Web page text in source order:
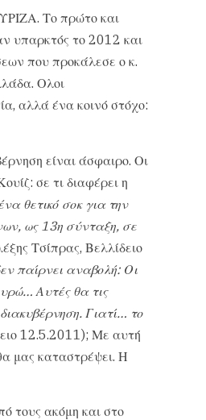
Το πρώτο και
υπαρκτός το 2012 και
που προκάλεσε ο κ.
Ολοι
αλλά ένα κοινό στόχο:
είναι άσφαιρο. Οι
σε τι διαφέρει η
θετικό σοκ για την
ως 13η σύνταξη, σε
Τσίπρας, Βελλίδειο
παίρνει αναβολή: Οι
Αυτές θα τις
Γιατί… το
12.5.2011); Με αυτή
μας καταστρέψει. Η
τους ακόμη και στο